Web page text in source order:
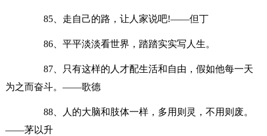
85、走自己的路，让人家说吧!——但丁
86、平平淡淡看世界，踏踏实实写人生。
87、只有这样的人才配生活和自由，假如他每一天
为之而奋斗。——歌德
88、人的大脑和肢体一样，多用则灵，不用则废。
——茅以升